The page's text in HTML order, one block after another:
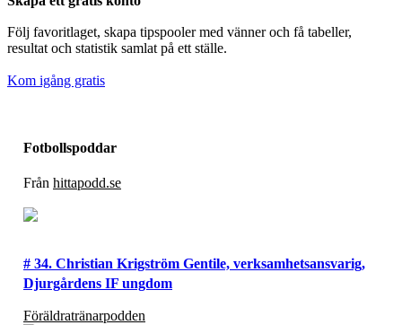
Följ favoritlaget, skapa tipspooler med vänner och få tabeller,
resultat och statistik samlat på ett ställe.
Kom igång gratis
Fotbollspoddar
Från hittapodd.se
# 34. Christian Krigström Gentile, verksamhetsansvarig,
Djurgårdens IF ungdom
Föräldratränarpodden